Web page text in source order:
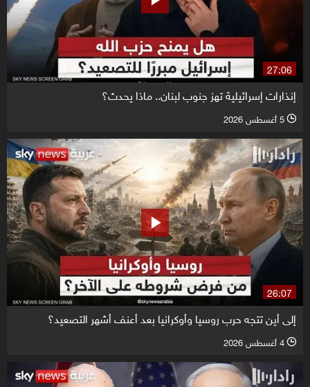
27:06
إنذارات إسرائيلية تهز جنوب لبنان.. ماذا يحدث؟
l 5 أغسطس 2026
26:07
إلى أين تتجه حرب روسيا وأوكرانيا بعد أعنف أشهر التصعيد؟
l 4 أغسطس 2026